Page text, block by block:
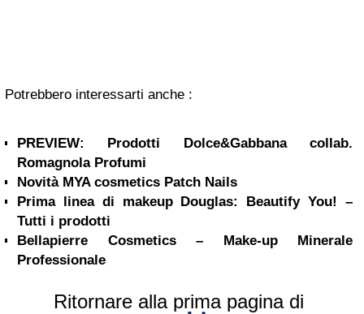
Potrebbero interessarti anche :
PREVIEW: Prodotti Dolce&Gabbana collab.
Romagnola Profumi
Novità MYA cosmetics Patch Nails
Prima linea di makeup Douglas: Beautify You! –
Tutti i prodotti
Bellapierre Cosmetics – Make-up Minerale
Professionale
Ritornare alla prima pagina di